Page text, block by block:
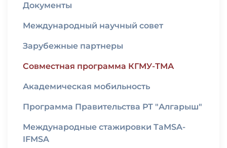
Документы
Международный научный совет
Зарубежные партнеры
Совместная программа КГМУ-ТМА
Академическая мобильность
Программа Правительства РТ "Алгарыш"
Международные стажировки TaMSA-
IFMSA